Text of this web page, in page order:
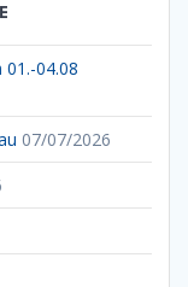
04.08
07/07/2026